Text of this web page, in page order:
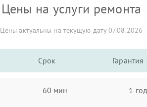
Цены на услуги ремонта
Цены актуальны на текущую дату 07.08.2026
Срок Гарантия
60 мин 1 год